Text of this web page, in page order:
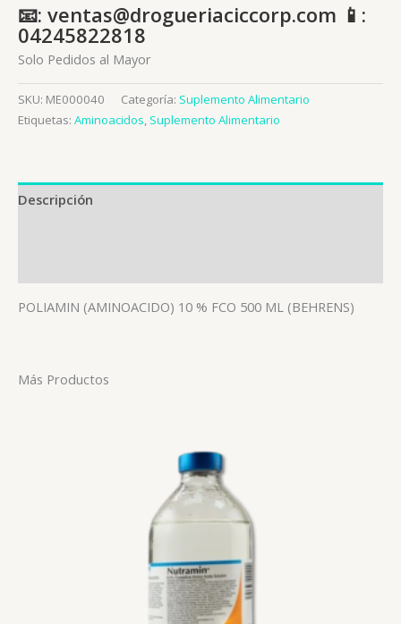
📧: ventas@drogueriaciccorp.com 📱:
04245822818
Solo Pedidos al Mayor
SKU: ME000040 Categoría: Suplemento Alimentario
Etiquetas: Aminoacidos, Suplemento Alimentario
Descripción
POLIAMIN (AMINOACIDO) 10 % FCO 500 ML (BEHRENS)
Más Productos